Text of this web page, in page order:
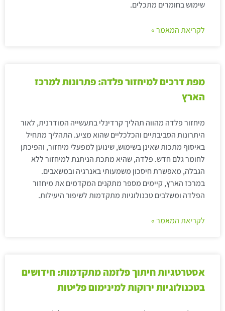
שימוש בחומרים מתכלים.
לקריאת המאמר »
מפת דרכים למיחזור פלדה: פתרונות למרכז
הארץ
מיחזור פלדה מהווה תהליך קרדינלי בתעשייה המודרנית, לאור
היתרונות הסביבתיים והכלכליים שהוא מציע. התהליך מתחיל
באיסוף מתכות שאינן בשימוש, שינוען למפעלי מיחזור, והפיכתן
לחומר גלם חדש. פלדה, שהיא מתכת הניתנת למיחזור ללא
הגבלה, מאפשרת חיסכון משמעותי באנרגיה ובמשאבים.
במרכז הארץ, קיימים מספר מתקנים המקדמים את מיחזור
הפלדה ומשלבים טכנולוגיות מתקדמות לשיפור היעילות.
לקריאת המאמר »
אסטרטגיות חיתוך פלזמה מתקדמות: חידושים
בטכנולוגיות ירוקות למינימום פליטות